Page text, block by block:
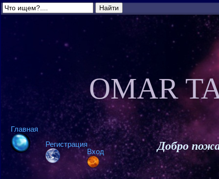
Главная
Регистрация
Вход
OMAR
Добро